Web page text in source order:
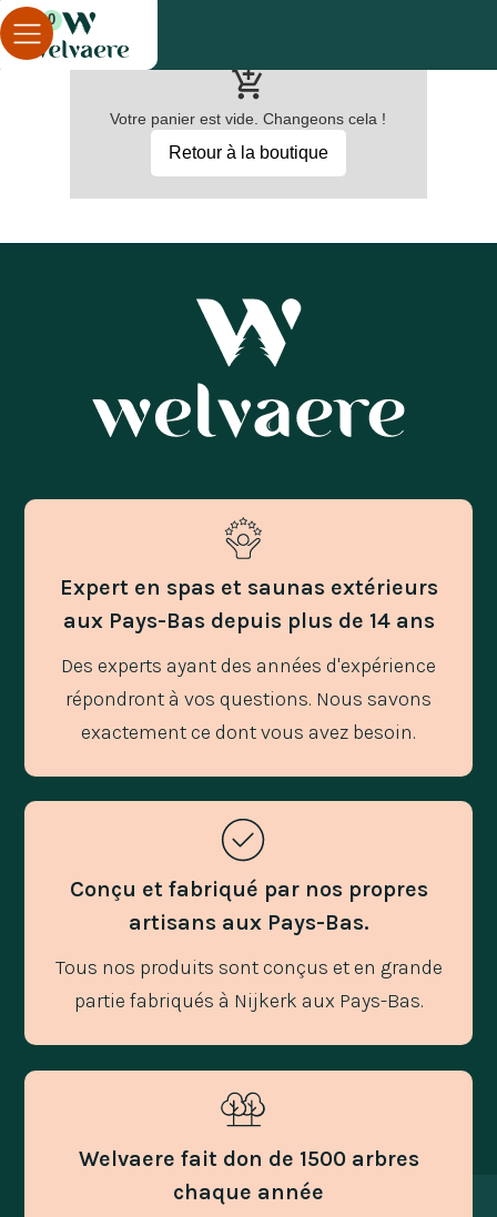
0
Votre panier est vide. Changeons cela !
Retour à la boutique
Expert en spas et saunas extérieurs
aux Pays-Bas depuis plus de 14 ans
Des experts ayant des années d'expérience
répondront à vos questions. Nous savons
exactement ce dont vous avez besoin.
Conçu et fabriqué par nos propres
artisans aux Pays-Bas.
Tous nos produits sont conçus et en grande
partie fabriqués à Nijkerk aux Pays-Bas.
Welvaere fait don de 1500 arbres
chaque année